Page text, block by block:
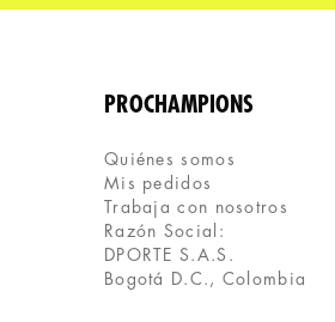
PROCHAMPIONS
Quiénes somos
Mis pedidos
Trabaja con nosotros
Razón Social:
DPORTE S.A.S.
Bogotá D.C., Colombia